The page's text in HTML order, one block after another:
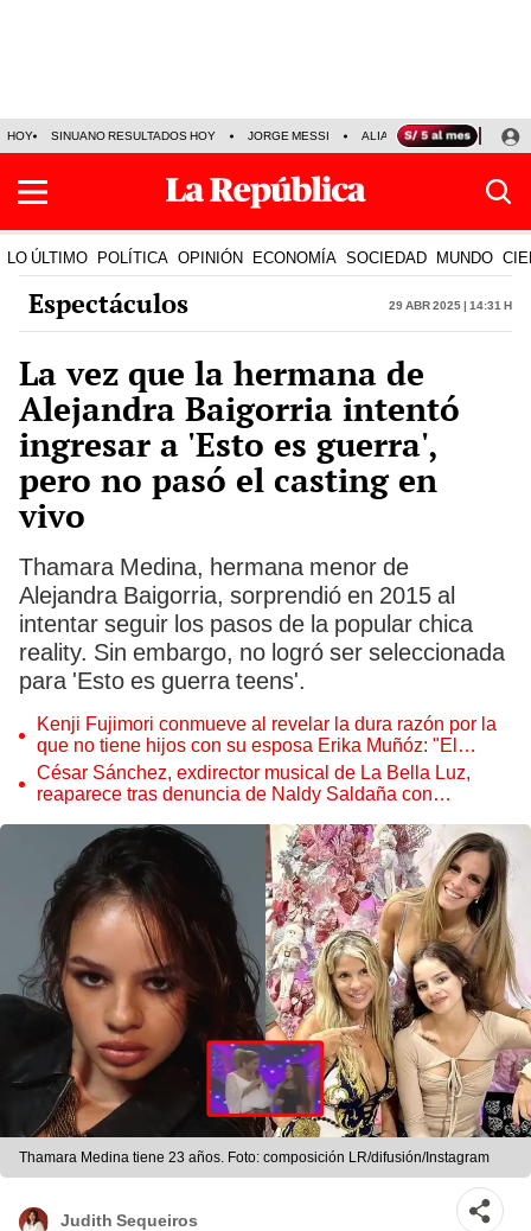
HOY SINUANO RESULTADOS HOY JORGE MESSI ALIANZA LIMA VS SPORT
LO ÚLTIMO POLÍTICA OPINIÓN ECONOMÍA SOCIEDAD MUNDO
Espectáculos 29 Abr 2025 | 14:31 h
La vez que la hermana de
Alejandra Baigorria intentó
ingresar a 'Esto es guerra',
pero no pasó el casting en
vivo
Thamara Medina, hermana menor de
Alejandra Baigorria, sorprendió en 2015 al
intentar seguir los pasos de la popular chica
reality. Sin embargo, no logró ser seleccionada
para 'Esto es guerra teens'.
Kenji Fujimori conmueve al revelar la dura razón por la
que no tiene hijos con su esposa Erika Muñóz: "El
proceso judicial"
César Sánchez, exdirector musical de La Bella Luz,
reaparece tras denuncia de Naldy Saldaña con
Thamara Medina tiene 23 años. Foto: composición LR/difusión/Instagram
Judith Sequeiros